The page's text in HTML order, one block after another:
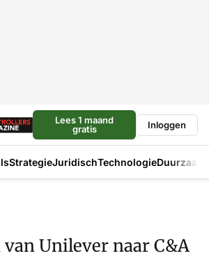
Lees 1 maand
gratis
Inloggen
StrategieJuridischTechnologie
van Unilever naar C&A